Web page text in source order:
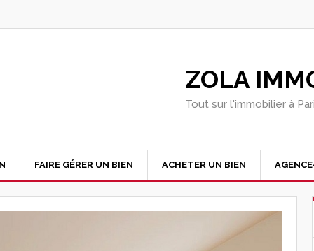
ZOLA
Tout sur l'immobilier à
FAIRE GÉRER UN BIEN ACHETER UN BIEN